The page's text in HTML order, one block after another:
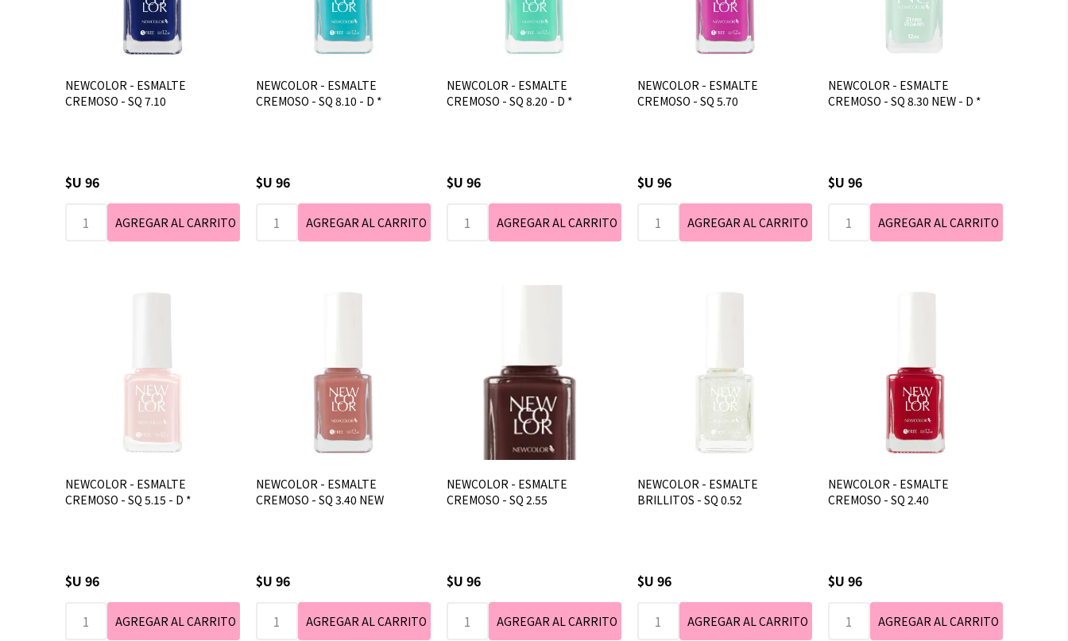
NEWCOLOR - ESMALTE
CREMOSO - SQ 7.10
$U 96
NEWCOLOR - ESMALTE
CREMOSO - SQ 8.10 - D *
$U 96
NEWCOLOR - ESMALTE
CREMOSO - SQ 8.20 - D *
$U 96
NEWCOLOR - ESMALTE
CREMOSO - SQ 5.70
$U 96
NEWCOLOR - ESMALTE
CREMOSO - SQ 8.30 NEW - D *
$U 96
NEWCOLOR - ESMALTE
CREMOSO - SQ 5.15 - D *
$U 96
NEWCOLOR - ESMALTE
CREMOSO - SQ 3.40 NEW
$U 96
NEWCOLOR - ESMALTE
CREMOSO - SQ 2.55
$U 96
NEWCOLOR - ESMALTE
BRILLITOS - SQ 0.52
$U 96
NEWCOLOR - ESMALTE
CREMOSO - SQ 2.40
$U 96